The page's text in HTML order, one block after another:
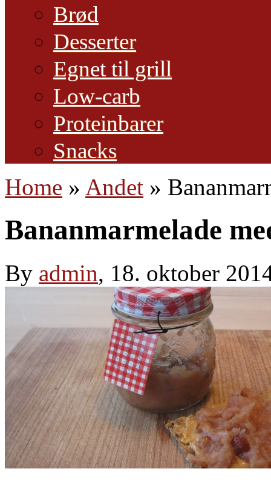
Brød
Desserter
Egnet til grill
Low-carb
Proteinbarer
Snacks
Home » Andet »
Bananmarmelade
By admin, 18. oktober